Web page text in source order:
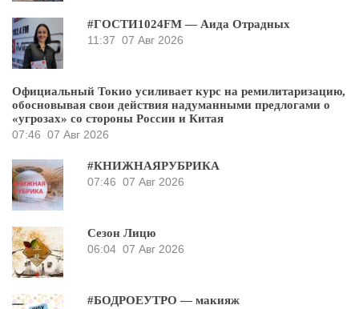
#ГОСТИ1024FM — Аида Отрадных
11:37 07 Авг 2026
Официальный Токио усиливает курс на ремилитаризацию,
обосновывая свои действия надуманными предлогами о
«угрозах» со стороны России и Китая
07:46 07 Авг 2026
#КНИЖНАЯРУБРИКА
07:46 07 Авг 2026
Сезон Лицю
06:04 07 Авг 2026
#БОДРОЕУТРО — макияж